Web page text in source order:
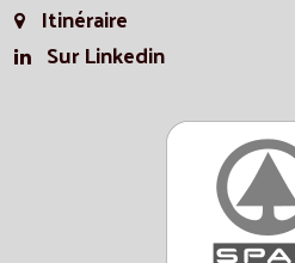
Itinéraire
Sur Linkedin